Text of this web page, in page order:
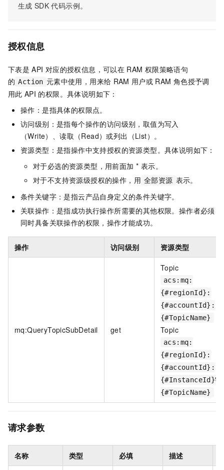
生成 SDK 代码示例。
授权信息
下表是 API 对应的授权信息，可以在 RAM 权限策略语句
的 Action 元素中使用，用来给 RAM 用户或 RAM 角色授予调
用此 API 的权限。具体说明如下：
操作：是指具体的权限点。
访问级别：是指每个操作的访问级别，取值为写入
（Write）、读取（Read）或列出（List）。
资源类型：是指操作中支持授权的资源类型。具体说明如下：
对于必选的资源类型，用前面加 * 表示。
对于不支持资源级授权的操作，用 全部资源 表示。
条件关键字：是指云产品自身定义的条件关键字。
关联操作：是指成功执行操作所需要的其他权限。操作者必须
同时具备关联操作的权限，操作才能成功。
操作 访问级别 资源类型
mq:QueryTopicSubDetail get
Topic
acs:mq:
{#regionId}:
{#accountId}:
{#TopicName}
Topic
acs:mq:
{#regionId}:
{#accountId}:
{#InstanceId}%
{#TopicName}
请求参数
名称 类型 必填 描述